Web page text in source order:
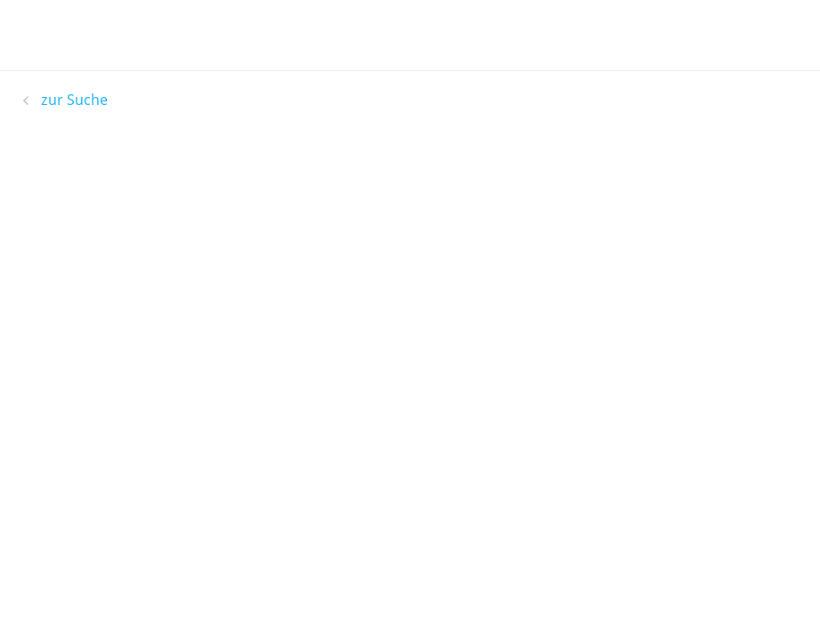
zur Suche